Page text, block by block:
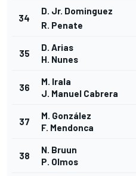
34
D. Jr. Dominguez
R. Penate
35
D. Arias
H. Nunes
36
M. Irala
J. Manuel Cabrera
37
M. González
F. Mendonca
38
N. Bruun
P. Olmos